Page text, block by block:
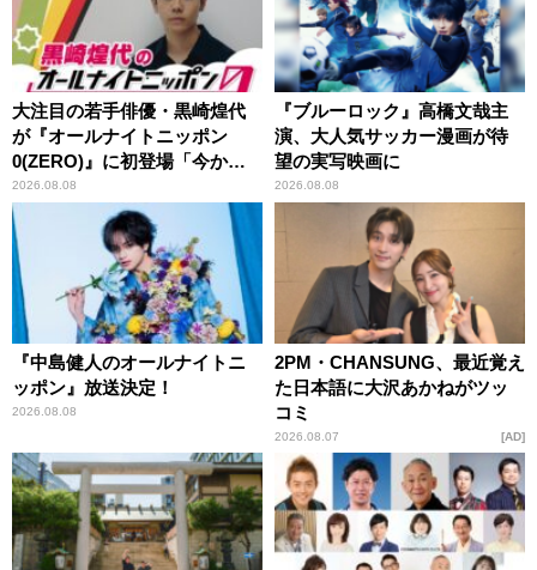
大注目の若手俳優・黒崎煌代
が『オールナイトニッポン
0(ZERO)』に初登場「今から
とてもワクワクしておりま
す！」
2026.08.08
『ブルーロック』高橋文哉主
演、大人気サッカー漫画が待
望の実写映画に
2026.08.08
『中島健人のオールナイトニ
ッポン』放送決定！
2026.08.08
2PM・CHANSUNG、最近覚え
た日本語に大沢あかねがツッ
コミ
2026.08.07 AD